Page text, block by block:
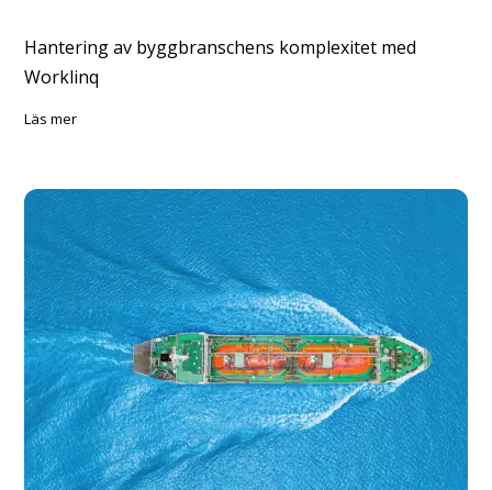
Hantering av byggbranschens komplexitet med
Worklinq
läs mer